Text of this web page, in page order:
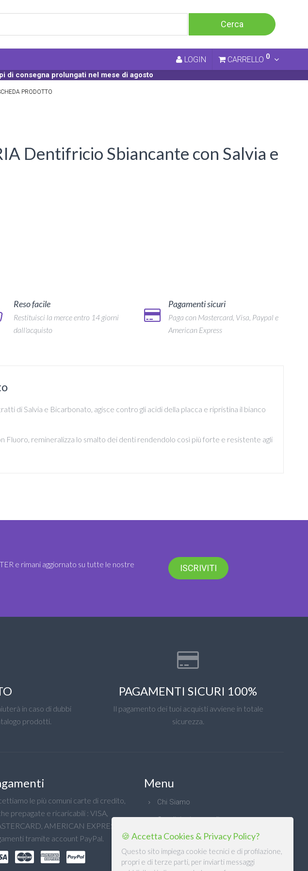
LOGIN CARRELLO 0
di consegna prolungati nel mese di agosto
PRODOTTO
Dentifricio Sbiancante con Salvia e
Reso facile
Restituisci la merce entro 14 giorni
dall'acquisto
Pagamenti sicuri
Paga con Mastercard, Visa, Paypal e
American Express
di Salvia e Bicarbonato, agisce contro gli acidi della placca e ripristina il bianco
Fluoro, remineralizza lo smalto dei denti rendendolo così più forte e resistente agli
e rimani aggiornato su tutte le nostre
ISCRIVITI
in caso di dubbi
prodotti.
PAGAMENTI SICURI 100%
Il pagamento dei tuoi acquisti avviene in totale
sicurezza.
le più comuni carte di credito,
prepagate e ricaricabili : VISA,
AMERICAN EXPRESS e
tramite account PayPal.
Menu
Chi Siamo
Condizioni generali
Privacy
🍪 Accetta Cookies & Privacy Policy?
Questo sito impiega cookie tecnici e di profilazione,
propri e di terze parti, per inviarti messaggi